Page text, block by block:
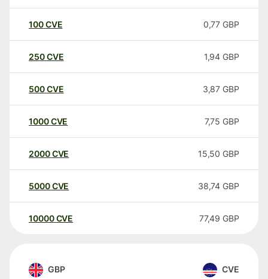
100CVE 0,77 GBP
250CVE 1,94 GBP
500CVE 3,87 GBP
1000CVE 7,75 GBP
2000CVE 15,50 GBP
5000CVE 38,74 GBP
10000 CVE 77,49 GBP
GBP CVE